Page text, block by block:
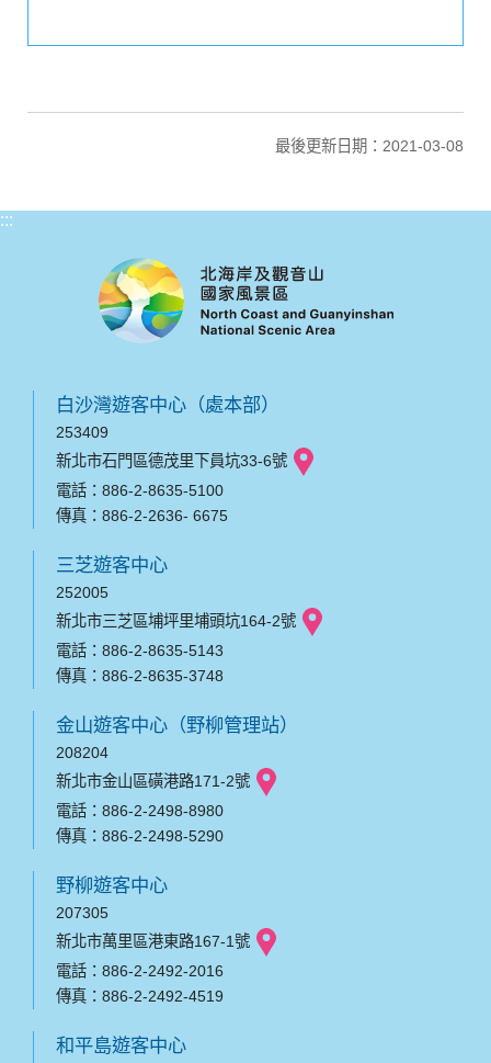
最後更新日期：2021-03-08
:::
白沙灣遊客中心（處本部）
253409
新北市石門區德茂里下員坑33-6號
電話：886-2-8635-5100
傳真：886-2-2636- 6675
三芝遊客中心
252005
新北市三芝區埔坪里埔頭坑164-2號
電話：886-2-8635-5143
傳真：886-2-8635-3748
金山遊客中心（野柳管理站）
208204
新北市金山區磺港路171-2號
電話：886-2-2498-8980
傳真：886-2-2498-5290
野柳遊客中心
207305
新北市萬里區港東路167-1號
電話：886-2-2492-2016
傳真：886-2-2492-4519
和平島遊客中心